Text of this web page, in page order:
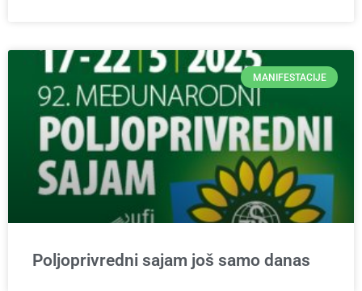
MANIFESTACIJE
Poljoprivredni sajam još samo danas